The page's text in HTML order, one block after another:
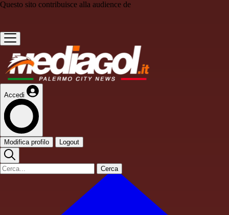
Questo sito contribuisce alla audience de
Accedi
Modifica profilo Logout
Cerca